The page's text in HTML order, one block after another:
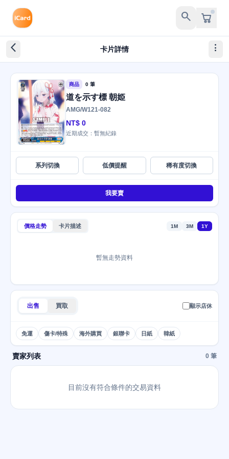
search
arrow_back_ios_new 卡片詳情 more_vert
商品 0 筆
道を示す標 朝姫
AMG/W121-082
NT$ 0
近期成交：暫無紀錄
系列切換 低價提醒 稀有度切換
我要賣
價格走勢 卡片描述 1M 3M 1Y
暫無走勢資料
出售 買取 顯示店休
免運 傷卡/特殊 海外購買 銀聯卡 日紙 韓紙
賣家列表 0 筆
目前沒有符合條件的交易資料